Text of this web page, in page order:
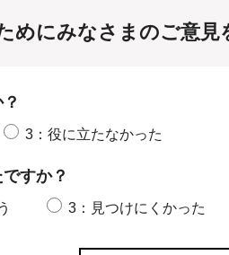
めにみなさまのご意見
3：役に立たなかった
すか？
3：見つけにくかった